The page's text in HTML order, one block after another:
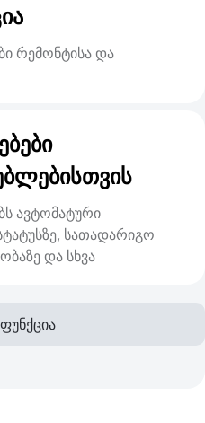
რემონტისა და
ავტომატური
სათადარიგო
და სხვა